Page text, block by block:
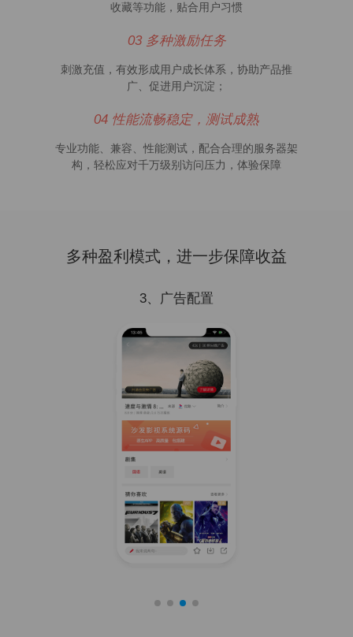
收藏等功能，贴合用户习惯
03 多种激励任务
刺激充值，有效形成用户成长体系，协助产品推
广、促进用户沉淀；
04 性能流畅稳定，测试成熟
专业功能、兼容、性能测试，配合合理的服务器架
构，轻松应对千万级别访问压力，体验保障
多种盈利模式，进一步保障收益
3、广告配置